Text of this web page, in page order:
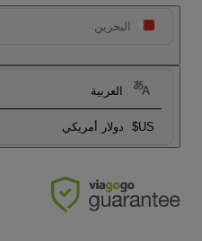
البحرين
العربية
US$ دولار أمريكي